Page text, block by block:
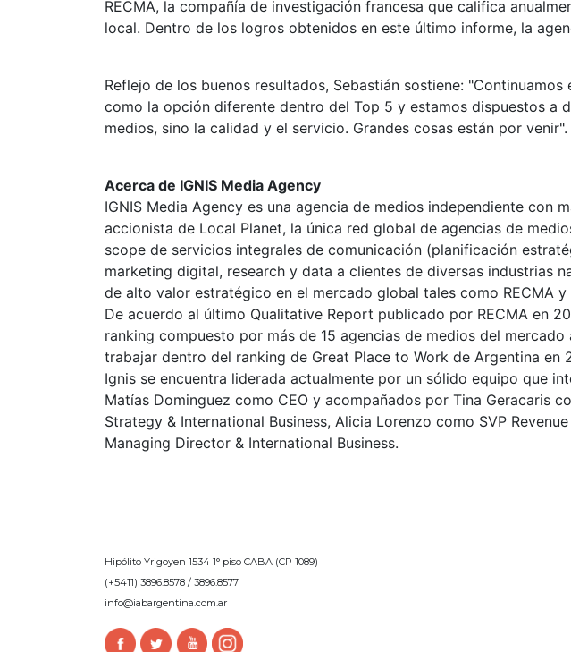
RECMA, la compañía de investigación francesa que califica
local. Dentro de los logros obtenidos en este último informe, la
Reflejo de los buenos resultados, Sebastián sostiene: Continuamos
como la opción diferente dentro del Top 5 y estamos dispuestos a
medios, sino la calidad y el servicio. Grandes cosas están por venir .
Acerca de IGNIS Media Agency
IGNIS Media Agency es una agencia de medios independiente con
accionista de Local Planet, la única red global de agencias de
scope de servicios integrales de comunicación (planificación
marketing digital, research y data a clientes de diversas industrias
de alto valor estratégico en el mercado global tales como RECMA
De acuerdo al último Qualitative Report publicado por RECMA en
ranking compuesto por más de 15 agencias de medios del
trabajar dentro del ranking de Great Place to Work de Argentina en
Ignis se encuentra liderada actualmente por un sólido equipo que
Matías Dominguez como CEO y acompañados por Tina Geracaris
Strategy & International Business, Alicia Lorenzo como SVP
Managing Director & International Business.
Hipólito Yrigoyen 1534 1° piso CABA (CP 1089)
(+5411) 3896.8578 / 3896.8577
info@iabargentina.com.ar